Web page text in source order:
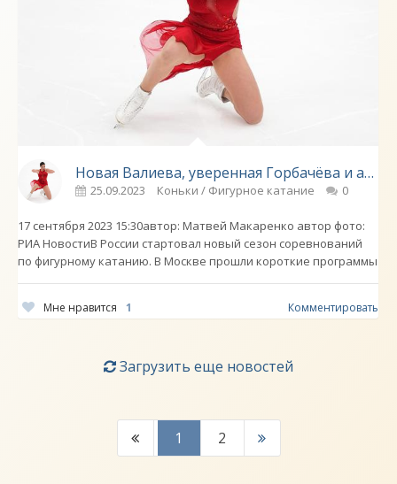
Новая Валиева, уверенная Горбачёва и артистичная Туктамышева. Как прошли короткие программы девушек - «Фигурное катание»
25.09.2023 Коньки / Фигурное катание 0
17 сентября 2023 15:30автор: Матвей Макаренко автор фото:
РИА НовостиВ России стартовал новый сезон соревнований
по фигурному катанию. В Москве прошли короткие программы
Мне нравится 1 Комментировать
Загрузить еще новостей
1 2